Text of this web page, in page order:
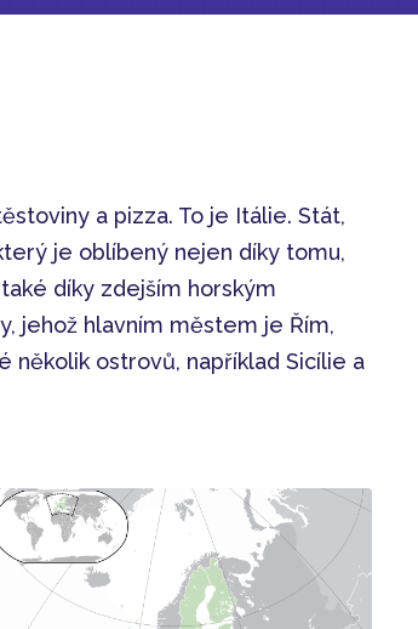
a pizza. To je Itálie. Stát,
je oblíbený nejen díky tomu,
díky zdejším horským
jehož hlavním městem je Řím,
několik ostrovů, například Sicílie a